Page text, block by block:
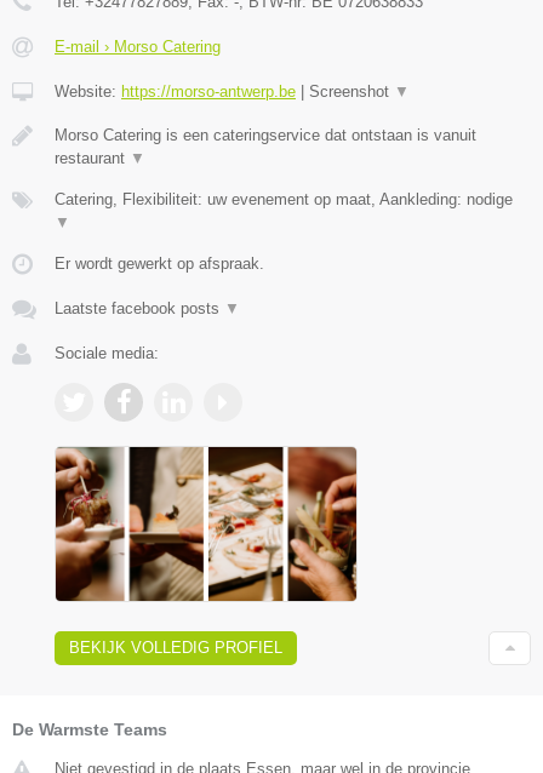
E-mail › Morso Catering
Website: https://morso-antwerp.be Screenshot ▼
Morso Catering is een cateringservice dat ontstaan is vanuit
restaurant ▼
Catering, Flexibiliteit: uw evenement op maat, Aankleding: nodige
▼
Er wordt gewerkt op afspraak.
Laatste facebook posts ▼
Sociale media:
BEKIJK VOLLEDIG PROFIEL
De Warmste Teams
Niet gevestigd in de plaats Essen, maar wel in de provincie